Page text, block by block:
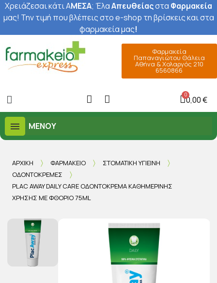
Χρειάζεσαι κάτι ΑΜΕΣΑ; ΈλαΑπευθείαςστα Φαρμακεία
μας! Την τιμή που βλέπεις στο e-shop τη βρίσκεις και στα
φαρμακεία μας!
Φαρμακεία
Παπαναγιώτου Θάλεια
Αθήνα & Χολαργός 210
6560866
0,00 €
ΜΕΝΟΎ
ΑΡΧΙΚΉ ΦΑΡΜΑΚΕΊΟ
ΣΤΟΜΑΤΙΚΉ ΥΓΙΕΙΝΉ
ΟΔΟΝΤΌΚΡΕΜΕΣ
PLAC AWAY DAILY CARE ΟΔΟΝΤΌΚΡΕΜΑ ΚΑΘΗΜΕΡΙΝΉΣ
ΧΡΉΣΗΣ ΜΕ ΦΘΌΡΙΟ 75ML